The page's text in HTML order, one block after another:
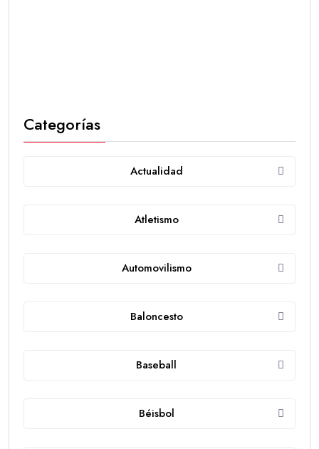
Categorías
Actualidad
Atletismo
Automovilismo
Baloncesto
Baseball
Béisbol